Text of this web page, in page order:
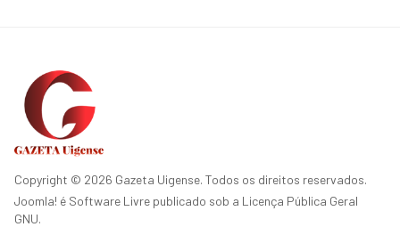
Copyright © 2026 Gazeta Uigense. Todos os direitos reservados.
Joomla! é Software Livre publicado sob a Licença Pública Geral
GNU.